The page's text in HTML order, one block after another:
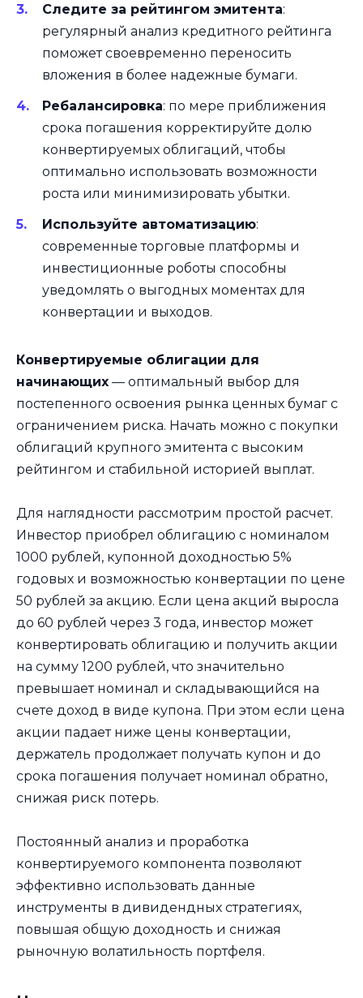
Следите за рейтингом эмитента:
регулярный анализ кредитного рейтинга
поможет своевременно переносить
вложения в более надежные бумаги.
Ребалансировка: по мере приближения
срока погашения корректируйте долю
конвертируемых облигаций, чтобы
оптимально использовать возможности
роста или минимизировать убытки.
Используйте автоматизацию:
современные торговые платформы и
инвестиционные роботы способны
уведомлять о выгодных моментах для
конвертации и выходов.
Конвертируемые облигации для
начинающих — оптимальный выбор для
постепенного освоения рынка ценных бумаг с
ограничением риска. Начать можно с покупки
облигаций крупного эмитента с высоким
рейтингом и стабильной историей выплат.
Для наглядности рассмотрим простой расчет.
Инвестор приобрел облигацию с номиналом
1000 рублей, купонной доходностью 5%
годовых и возможностью конвертации по цене
50 рублей за акцию. Если цена акций выросла
до 60 рублей через 3 года, инвестор может
конвертировать облигацию и получить акции
на сумму 1200 рублей, что значительно
превышает номинал и складывающийся на
счете доход в виде купона. При этом если цена
акции падает ниже цены конвертации,
держатель продолжает получать купон и до
срока погашения получает номинал обратно,
снижая риск потерь.
Постоянный анализ и проработка
конвертируемого компонента позволяют
эффективно использовать данные
инструменты в дивидендных стратегиях,
повышая общую доходность и снижая
рыночную волатильность портфеля.